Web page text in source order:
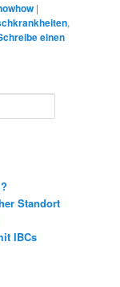
|
,
einen
Standort
IBCs